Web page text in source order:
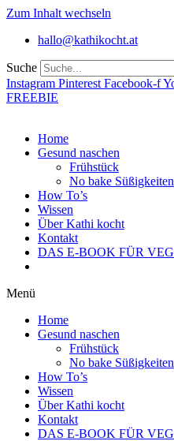
Zum Inhalt wechseln
hallo@kathikocht.at
Suche
Instagram Pinterest Facebook-f
FREEBIE
Home
Gesund naschen
Frühstück
No bake Süßigkeiten
How To’s
Wissen
Über Kathi kocht
Kontakt
DAS E-BOOK FÜR
Menü
Home
Gesund naschen
Frühstück
No bake Süßigkeiten
How To’s
Wissen
Über Kathi kocht
Kontakt
DAS E-BOOK FÜR